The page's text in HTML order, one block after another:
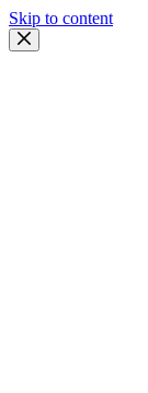
Skip to content